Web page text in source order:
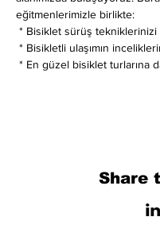
eğitmenlerimizle birlikte:
* Bisiklet sürüş tekniklerinizi
* Bisikletli ulaşımın
* En güzel bisiklet turlarına
Share